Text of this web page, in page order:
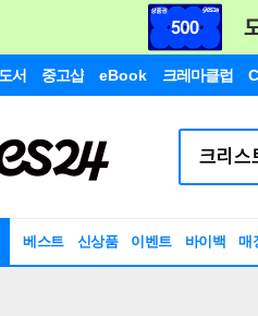
서 중고샵 eBook 크레마클럽
베스트 신상품 이벤트 바이백 매